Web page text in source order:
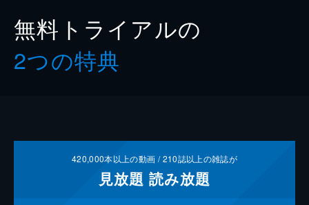
無料トライアルの
2つの特典
420,000本以上の動画 /210誌以上の雑誌が
見放題 読み放題